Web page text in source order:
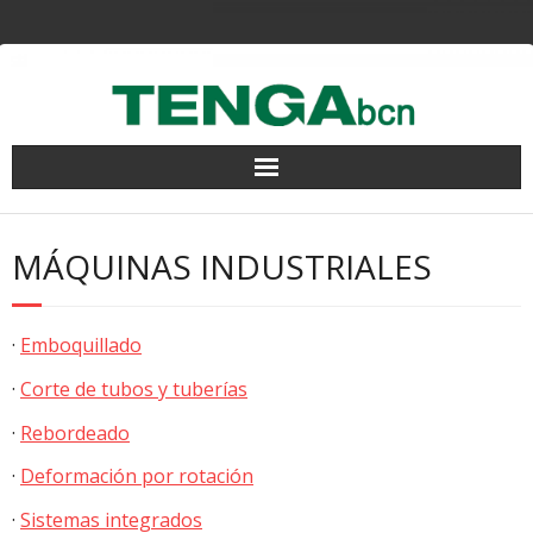
MÁQUINAS INDUSTRIALES
· Emboquillado
· Corte de tubos y tuberías
· Rebordeado
· Deformación por rotación
· Sistemas integrados